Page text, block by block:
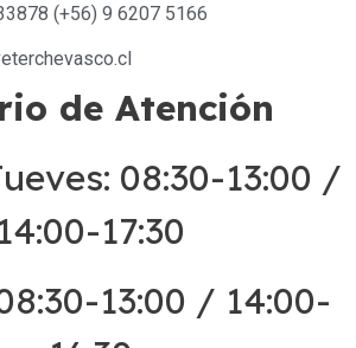
(+56) 9 6207 5166
de Atención
08:30-13:00 /
14:00-17:30
13:00 / 14:00-